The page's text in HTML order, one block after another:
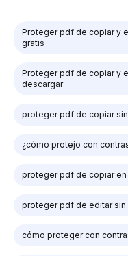
Proteger pdf de copiar y
gratis
Proteger pdf de copiar y
descargar
proteger pdf de copiar
¿cómo protejo con
proteger pdf de copiar en
proteger pdf de editar sin
cómo proteger con